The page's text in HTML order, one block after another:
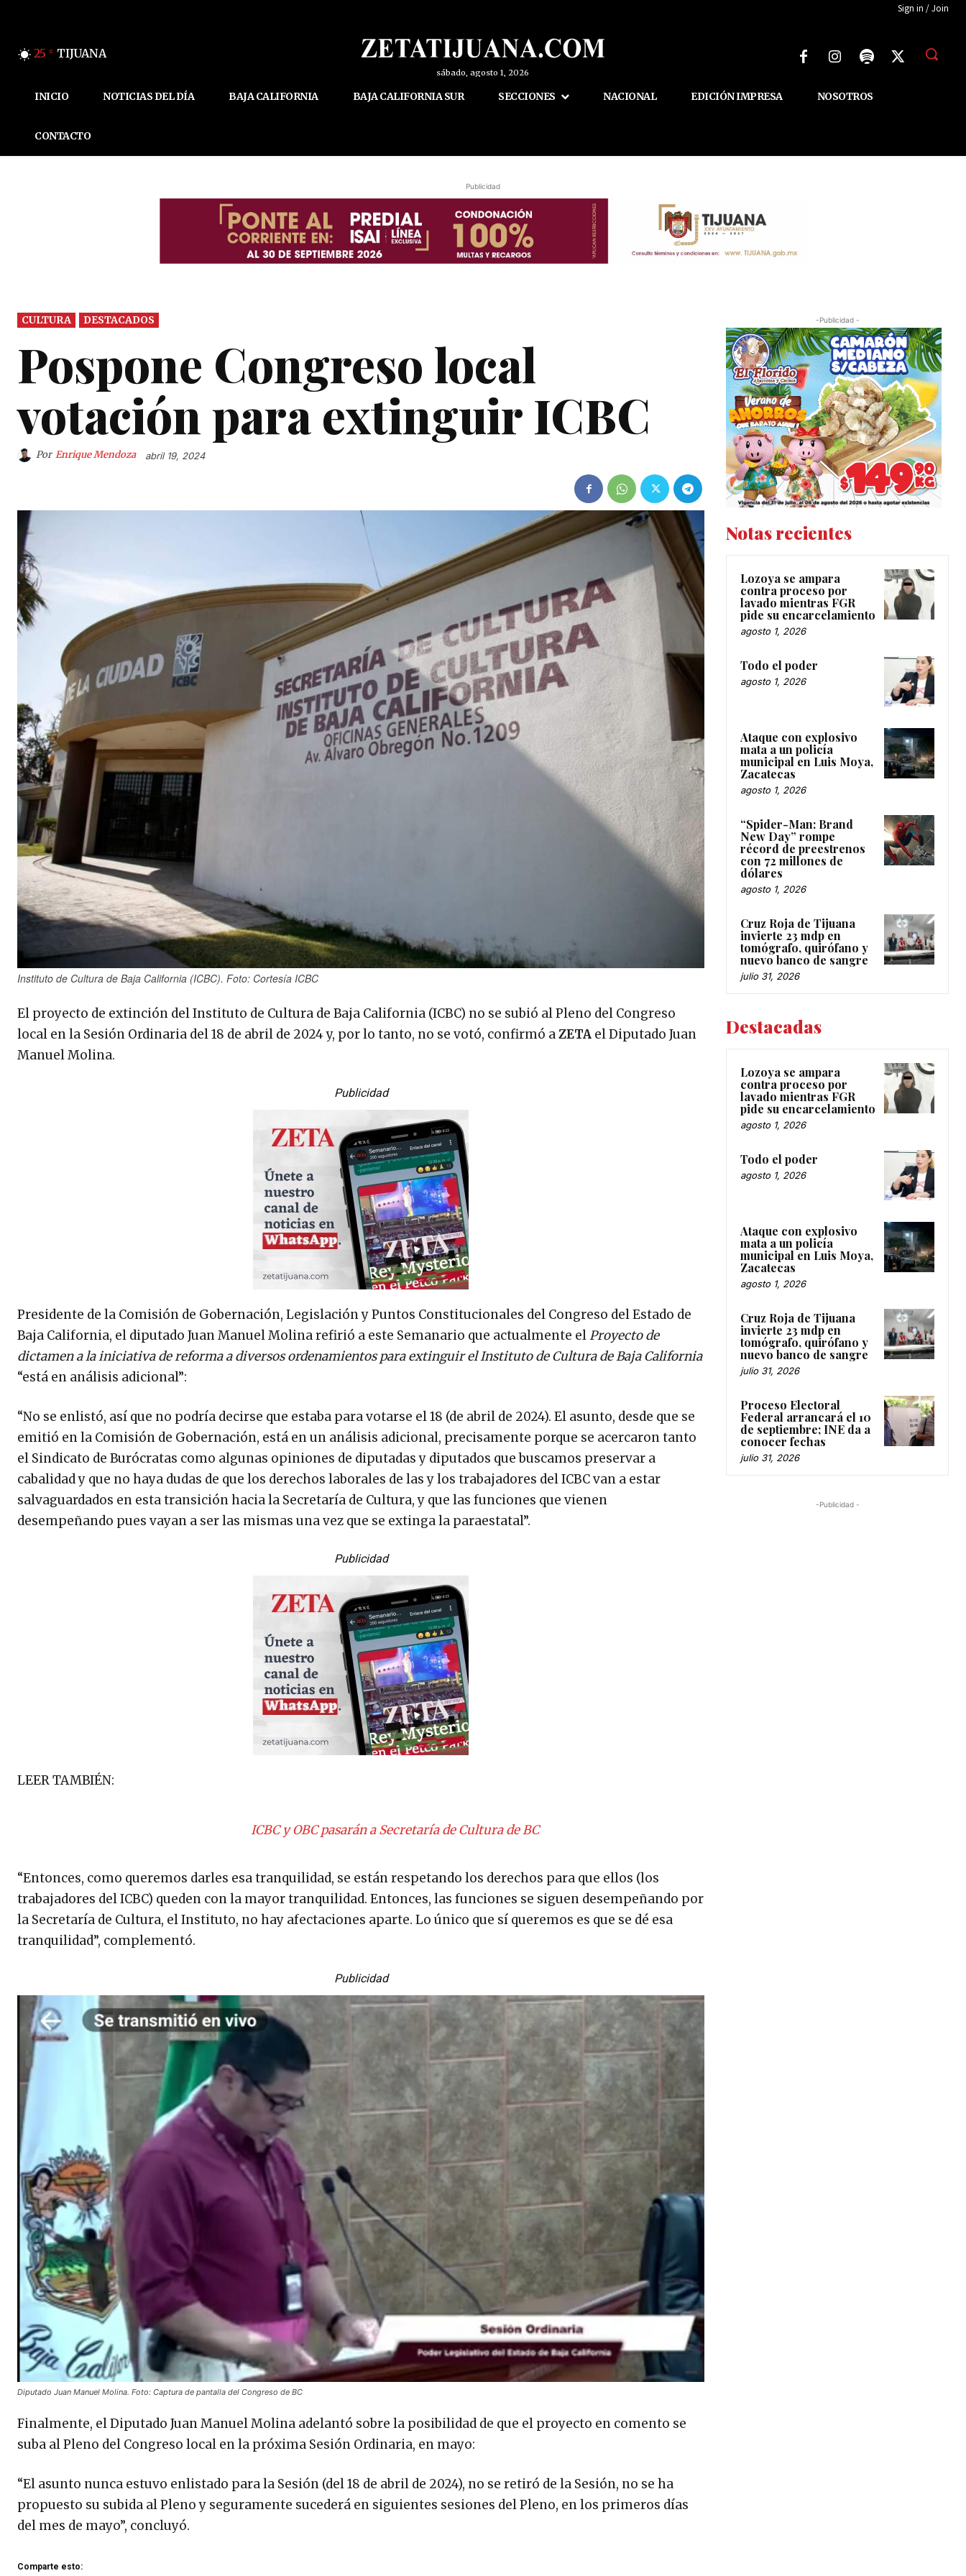
Sign in / Join
25 C TIJUANA
sábado, agosto 1, 2026
INICIO NOTICIAS DEL DÍA BAJA CALIFORNIA BAJA CALIFORNIA SUR SECCIONES NACIONAL EDICIÓN IMPRESA NOSOTROS
CONTACTO
Publicidad
CULTURA DESTACADOS
Pospone Congreso local
votación para extinguir ICBC
Por Enrique Mendoza abril 19, 2024
Instituto de Cultura de Baja California (ICBC). Foto: Cortesía ICBC
El proyecto de extinción del Instituto de Cultura de Baja California (ICBC) no se subió al Pleno del Congreso
local en la Sesión Ordinaria del 18 de abril de 2024 y, por lo tanto, no se votó, confirmó aZETA el Diputado Juan
Manuel Molina.
Publicidad
Presidente de la Comisión de Gobernación, Legislación y Puntos Constitucionales del Congreso del Estado de
Baja California, el diputado Juan Manuel Molina refirió a este Semanario que actualmente elProyecto de
dictamen a la iniciativa de reforma a diversos ordenamientos para extinguir el Instituto de Cultura de Baja California
“está en análisis adicional”:
“No se enlistó, así que no podría decirse que estaba para votarse el 18 (de abril de 2024). El asunto, desde que se
emitió en la Comisión de Gobernación, está en un análisis adicional, precisamente porque se acercaron tanto
el Sindicato de Burócratas como algunas opiniones de diputadas y diputados que buscamos preservar a
cabalidad y que no haya dudas de que los derechos laborales de las y los trabajadores del ICBC van a estar
salvaguardados en esta transición hacia la Secretaría de Cultura, y que las funciones que vienen
desempeñando pues vayan a ser las mismas una vez que se extinga la paraestatal”.
Publicidad
LEER TAMBIÉN:
ICBC y OBC pasarán a Secretaría de Cultura de BC
“Entonces, como queremos darles esa tranquilidad, se están respetando los derechos para que ellos (los
trabajadores del ICBC) queden con la mayor tranquilidad. Entonces, las funciones se siguen desempeñando por
la Secretaría de Cultura, el Instituto, no hay afectaciones aparte. Lo único que sí queremos es que se dé esa
tranquilidad”, complementó.
Publicidad
Diputado Juan Manuel Molina. Foto: Captura de pantalla del Congreso de BC
Finalmente, el Diputado Juan Manuel Molina adelantó sobre la posibilidad de que el proyecto en comento se
suba al Pleno del Congreso local en la próxima Sesión Ordinaria, en mayo:
“El asunto nunca estuvo enlistado para la Sesión (del 18 de abril de 2024), no se retiró de la Sesión, no se ha
propuesto su subida al Pleno y seguramente sucederá en siguientes sesiones del Pleno, en los primeros días
del mes de mayo”, concluyó.
Comparte esto:
-Publicidad -
Notas recientes
Lozoya se ampara
contra proceso por
lavado mientras FGR
pide su encarcelamiento
agosto 1, 2026
Todo el poder
agosto 1, 2026
Ataque con explosivo
mata a un policía
municipal en Luis Moya,
Zacatecas
agosto 1, 2026
“Spider-Man: Brand
New Day” rompe
récord de preestrenos
con 72 millones de
dólares
agosto 1, 2026
Cruz Roja de Tijuana
invierte 23 mdp en
tomógrafo, quirófano y
nuevo banco de sangre
julio 31, 2026
Destacadas
Lozoya se ampara
contra proceso por
lavado mientras FGR
pide su encarcelamiento
agosto 1, 2026
Todo el poder
agosto 1, 2026
Ataque con explosivo
mata a un policía
municipal en Luis Moya,
Zacatecas
agosto 1, 2026
Cruz Roja de Tijuana
invierte 23 mdp en
tomógrafo, quirófano y
nuevo banco de sangre
julio 31, 2026
Proceso Electoral
Federal arrancará el 10
de septiembre; INE da a
conocer fechas
julio 31, 2026
-Publicidad -